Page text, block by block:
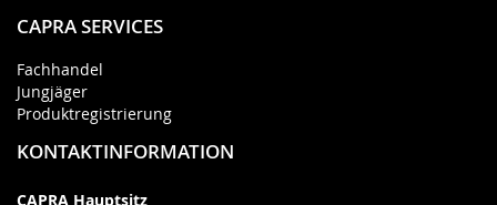
CAPRA SERVICES
Fachhandel
Jungjäger
Produktregistrierung
KONTAKTINFORMATION
CAPRA Hauptsitz